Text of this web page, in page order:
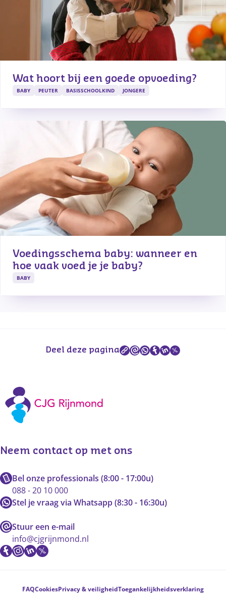
Wat hoort bij een goede opvoeding?
BABY PEUTER BASISSCHOOLKIND JONGERE
Voedingsschema baby: wanneer en
hoe vaak voed je je baby?
BABY
Deel deze pagina
Neem contact op met ons
Bel onze professionals (8:00 - 17:00u)
088 - 20 10 000
Stel je vraag via Whatsapp (8:30 - 16:30u)
Stuur een e-mail
info@cjgrijnmond.nl
Voetnavigatie
FAQCookiesPrivacy & veiligheidToegankelijkheidsverklaring